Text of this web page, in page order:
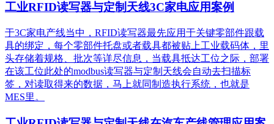
工业RFID读写器与定制天线3C家电应用案例
于3C家电产线当中，RFID读写器最先应用于关键零部件跟载
具的绑定，每个零部件托盘或者载具都被贴上工业载码体，里
头存储着规格、批次等详尽信息，当载具抵达工位之际，部署
在该工位此处的modbus读写器与定制天线会自动去扫描标
签，对读取得来的数据，马上就同制造执行系统，也就是
MES里。